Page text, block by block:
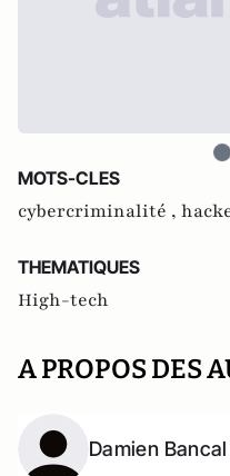
MOTS-CLES
cybercriminalité ,
THEMATIQUES
High-tech
A PROPOS DES
Damien Bancal